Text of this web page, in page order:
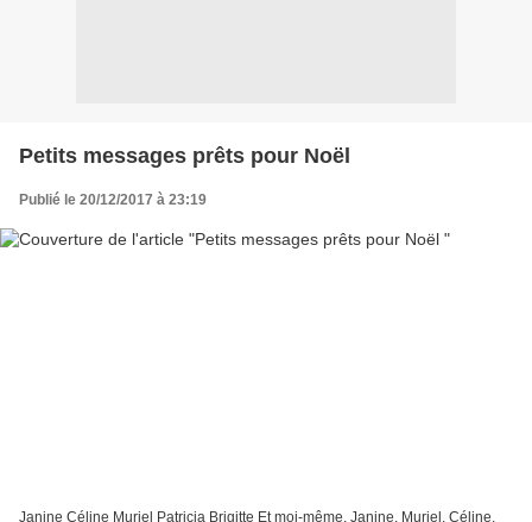
Petits messages prêts pour Noël
Publié le 20/12/2017 à 23:19
Janine Céline Muriel Patricia Brigitte Et moi-même. Janine, Muriel, Céline,